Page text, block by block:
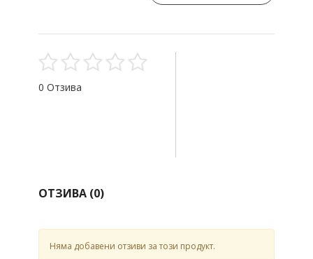
0 Отзива
ОТЗИВА (0)
Няма добавени отзиви за този продукт.